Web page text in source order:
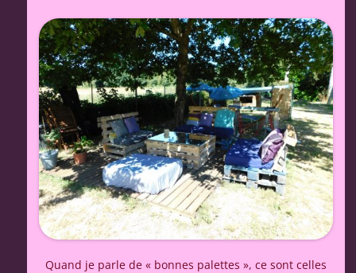
Quand je parle de « bonnes palettes », ce sont celles